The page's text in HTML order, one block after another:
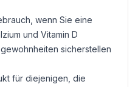
wenn Sie eine
und Vitamin D
sicherstellen
für diejenigen, die